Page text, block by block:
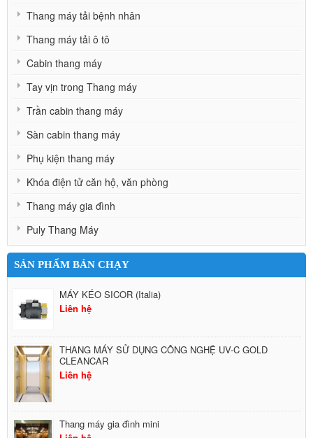
Thang máy tải bệnh nhân
Thang máy tải ô tô
Cabin thang máy
Tay vịn trong Thang máy
Trần cabin thang máy
Sàn cabin thang máy
Phụ kiện thang máy
Khóa điện tử căn hộ, văn phòng
Thang máy gia đình
Puly Thang Máy
SẢN PHẨM BÁN CHẠY
MÁY KÉO SICOR (Italia)
Liên hệ
THANG MÁY SỬ DỤNG CÔNG NGHỆ UV-C GOLD
CLEANCAR
Liên hệ
Thang máy gia đình mini